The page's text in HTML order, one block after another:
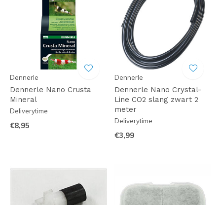
Dennerle
Dennerle Nano Crusta
Mineral
Deliverytime
€8,95
Dennerle
Dennerle Nano Crystal-
Line CO2 slang zwart 2
meter
Deliverytime
€3,99